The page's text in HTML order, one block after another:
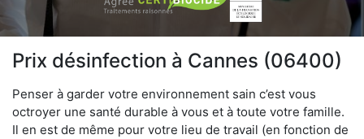
Prix désinfection à Cannes (06400)
Penser à garder votre environnement sain c’est vous
octroyer une santé durable à vous et à toute votre famille.
Il en est de même pour votre lieu de travail (en fonction de